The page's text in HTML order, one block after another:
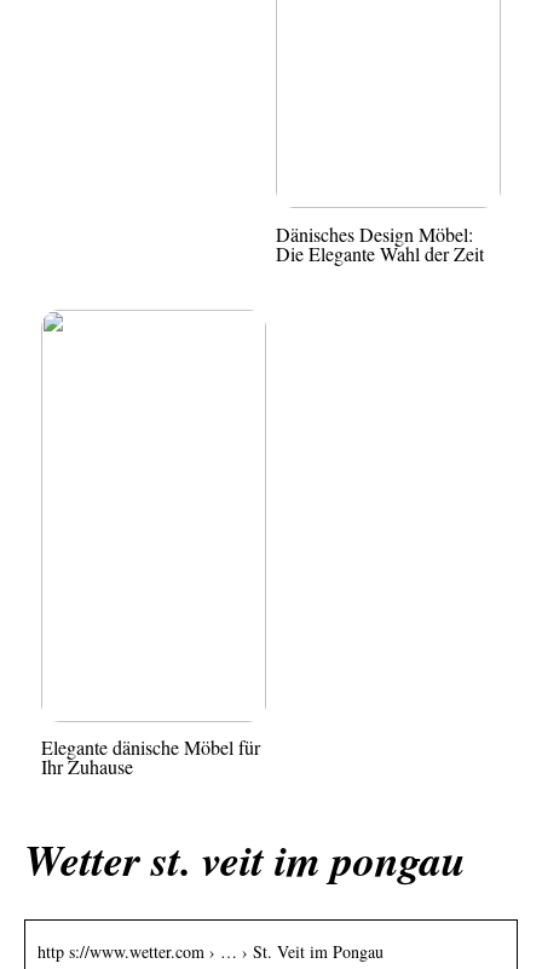
Dänisches Design Möbel:
Die Elegante Wahl der Zeit
Elegante dänische Möbel für
Ihr Zuhause
Wetter st. veit im pongau
http s://www.wetter.com › … › St. Veit im Pongau